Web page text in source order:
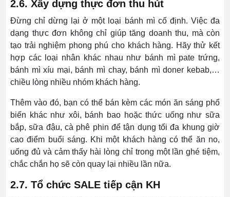
2.6. Xây dựng thực đơn thu hút
Đừng chỉ dừng lại ở một loại bánh mì cố định. Việc đa
dạng thực đơn không chỉ giúp tăng doanh thu, mà còn
tạo trải nghiệm phong phú cho khách hàng. Hãy thử kết
hợp các loại nhân khác nhau như bánh mì pate trứng,
bánh mì xíu mại, bánh mì chay, bánh mì doner kebab,…
chiều lòng nhiều nhóm khách hàng.
Thêm vào đó, bạn có thể bán kèm các món ăn sáng phổ
biến khác như xôi, bánh bao hoặc thức uống như sữa
bắp, sữa đậu, cà phê phin để tận dụng tối đa khung giờ
cao điểm buổi sáng. Khi một khách hàng có thể ăn no,
uống đủ và cảm thấy hài lòng chỉ trong một lần ghé tiệm,
chắc chắn họ sẽ còn quay lại nhiều lần nữa.
2.7. Tổ chức SALE tiếp cận KH